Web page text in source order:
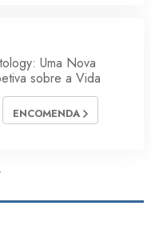
Uma Nova
sobre a Vida
ENCOMENDA